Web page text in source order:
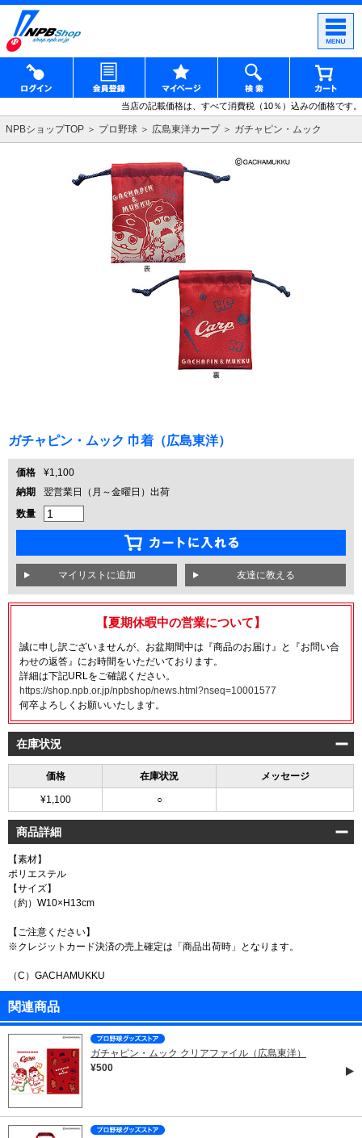
当店の記載価格は、すべて消費税（10％）込みの価格です。
NPBショップTOP プロ野球 広島東洋カープ ガチャピン・ムック
ガチャピン・ムック 巾着（広島東洋）
価格
¥1,100
納期
翌営業日（月～金曜日）出荷
数量
友達に教える
【夏期休暇中の営業について】
誠に申し訳ございませんが、お盆期間中は『商品のお届け』と『お問い合
わせの返答』にお時間をいただいております。
詳細は下記URLをご確認ください。
https://shop.npb.or.jp/npbshop/news.html?nseq=10001577
何卒よろしくお願いいたします。
在庫状況
価格 在庫状況 メッセージ
¥1,100 ○
商品詳細
【素材】
ポリエステル
【サイズ】
（約）W10×H13cm
【ご注意ください】
※クレジットカード決済の売上確定は「商品出荷時」となります。
（C）GACHAMUKKU
関連商品
ガチャピン・ムック クリアファイル（広島東洋）
¥500